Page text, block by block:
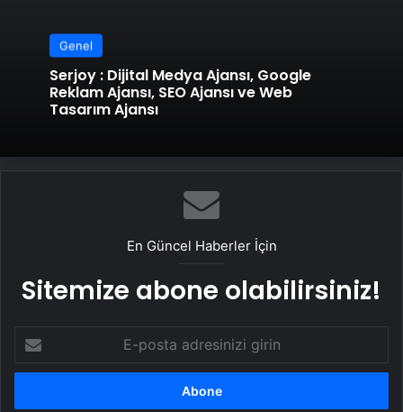
Genel
Serjoy : Dijital Medya Ajansı, Google
Reklam Ajansı, SEO Ajansı ve Web
Tasarım Ajansı
En Güncel Haberler İçin
Sitemize abone olabilirsiniz!
posta
adresinizi